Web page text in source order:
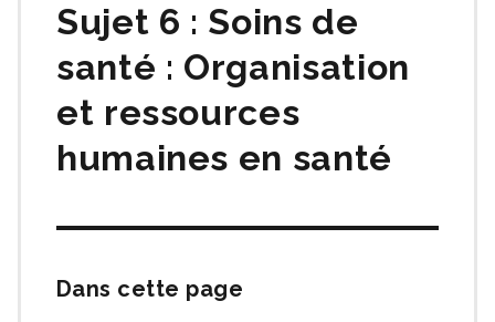
Sujet 6 : Soins de
santé : Organisation
et ressources
humaines en santé
Dans cette page